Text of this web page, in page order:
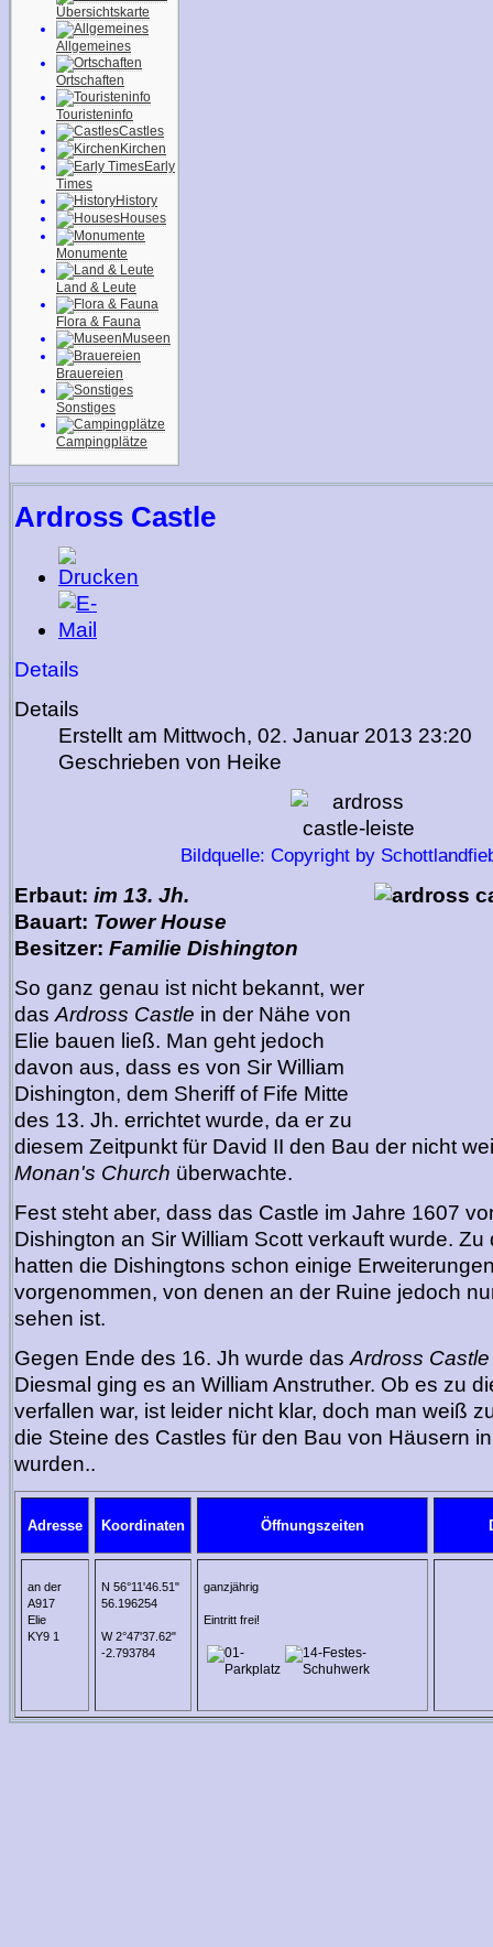
Übersichtskarte
Allgemeines
Ortschaften
Touristeninfo
Castles
Kirchen
Early
Times
History
Houses
Monumente
Land & Leute
Flora & Fauna
Museen
Brauereien
Sonstiges
Campingplätze
Ardross Castle
Details
Details
Erstellt am Mittwoch, 02. Januar 2013 23:20
Geschrieben von Heike
Bildquelle: Copyright by
Erbaut: im 13. Jh.
Bauart: Tower House
Besitzer: Familie Dishington
So ganz genau ist nicht bekannt, wer
das Ardross Castle in der Nähe von
Elie bauen ließ. Man geht jedoch
davon aus, dass es von Sir William
Dishington, dem Sheriff of Fife Mitte
des 13. Jh. errichtet wurde, da er zu
diesem Zeitpunkt für David II den Bau der nicht
Monan's Church überwachte.
Fest steht aber, dass das Castle im Jahre 1607
Dishington an Sir William Scott verkauft wurde.
hatten die Dishingtons schon einige
vorgenommen, von denen an der Ruine jedoch
sehen ist.
Gegen Ende des 16. Jh wurde das Ardross Castle
Diesmal ging es an William Anstruther. Ob es zu
verfallen war, ist leider nicht klar, doch man weiß
die Steine des Castles für den Bau von Häusern
wurden..
Adresse Koordinaten Öffnungszeiten
an der
A917
Elie
KY9 1
N 56°11'46.51"
56.196254
W 2°47'37.62"
-2.793784
ganzjährig
Eintritt frei!